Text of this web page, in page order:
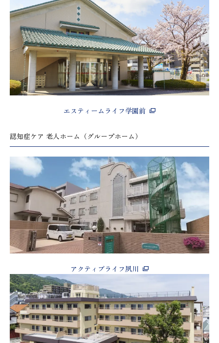
エスティームライフ学園前
認知症ケア 老人ホーム（グループホーム）
アクティブライフ夙川